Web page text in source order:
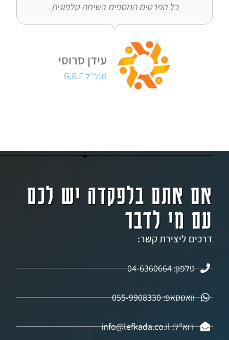
כל הפרטים הנוספים בשיחה טלפונית
עידן סרוסי
מנכ״ל G.R.E
בלפקדה יש לכם
לדבר
קשר:
055-9908330